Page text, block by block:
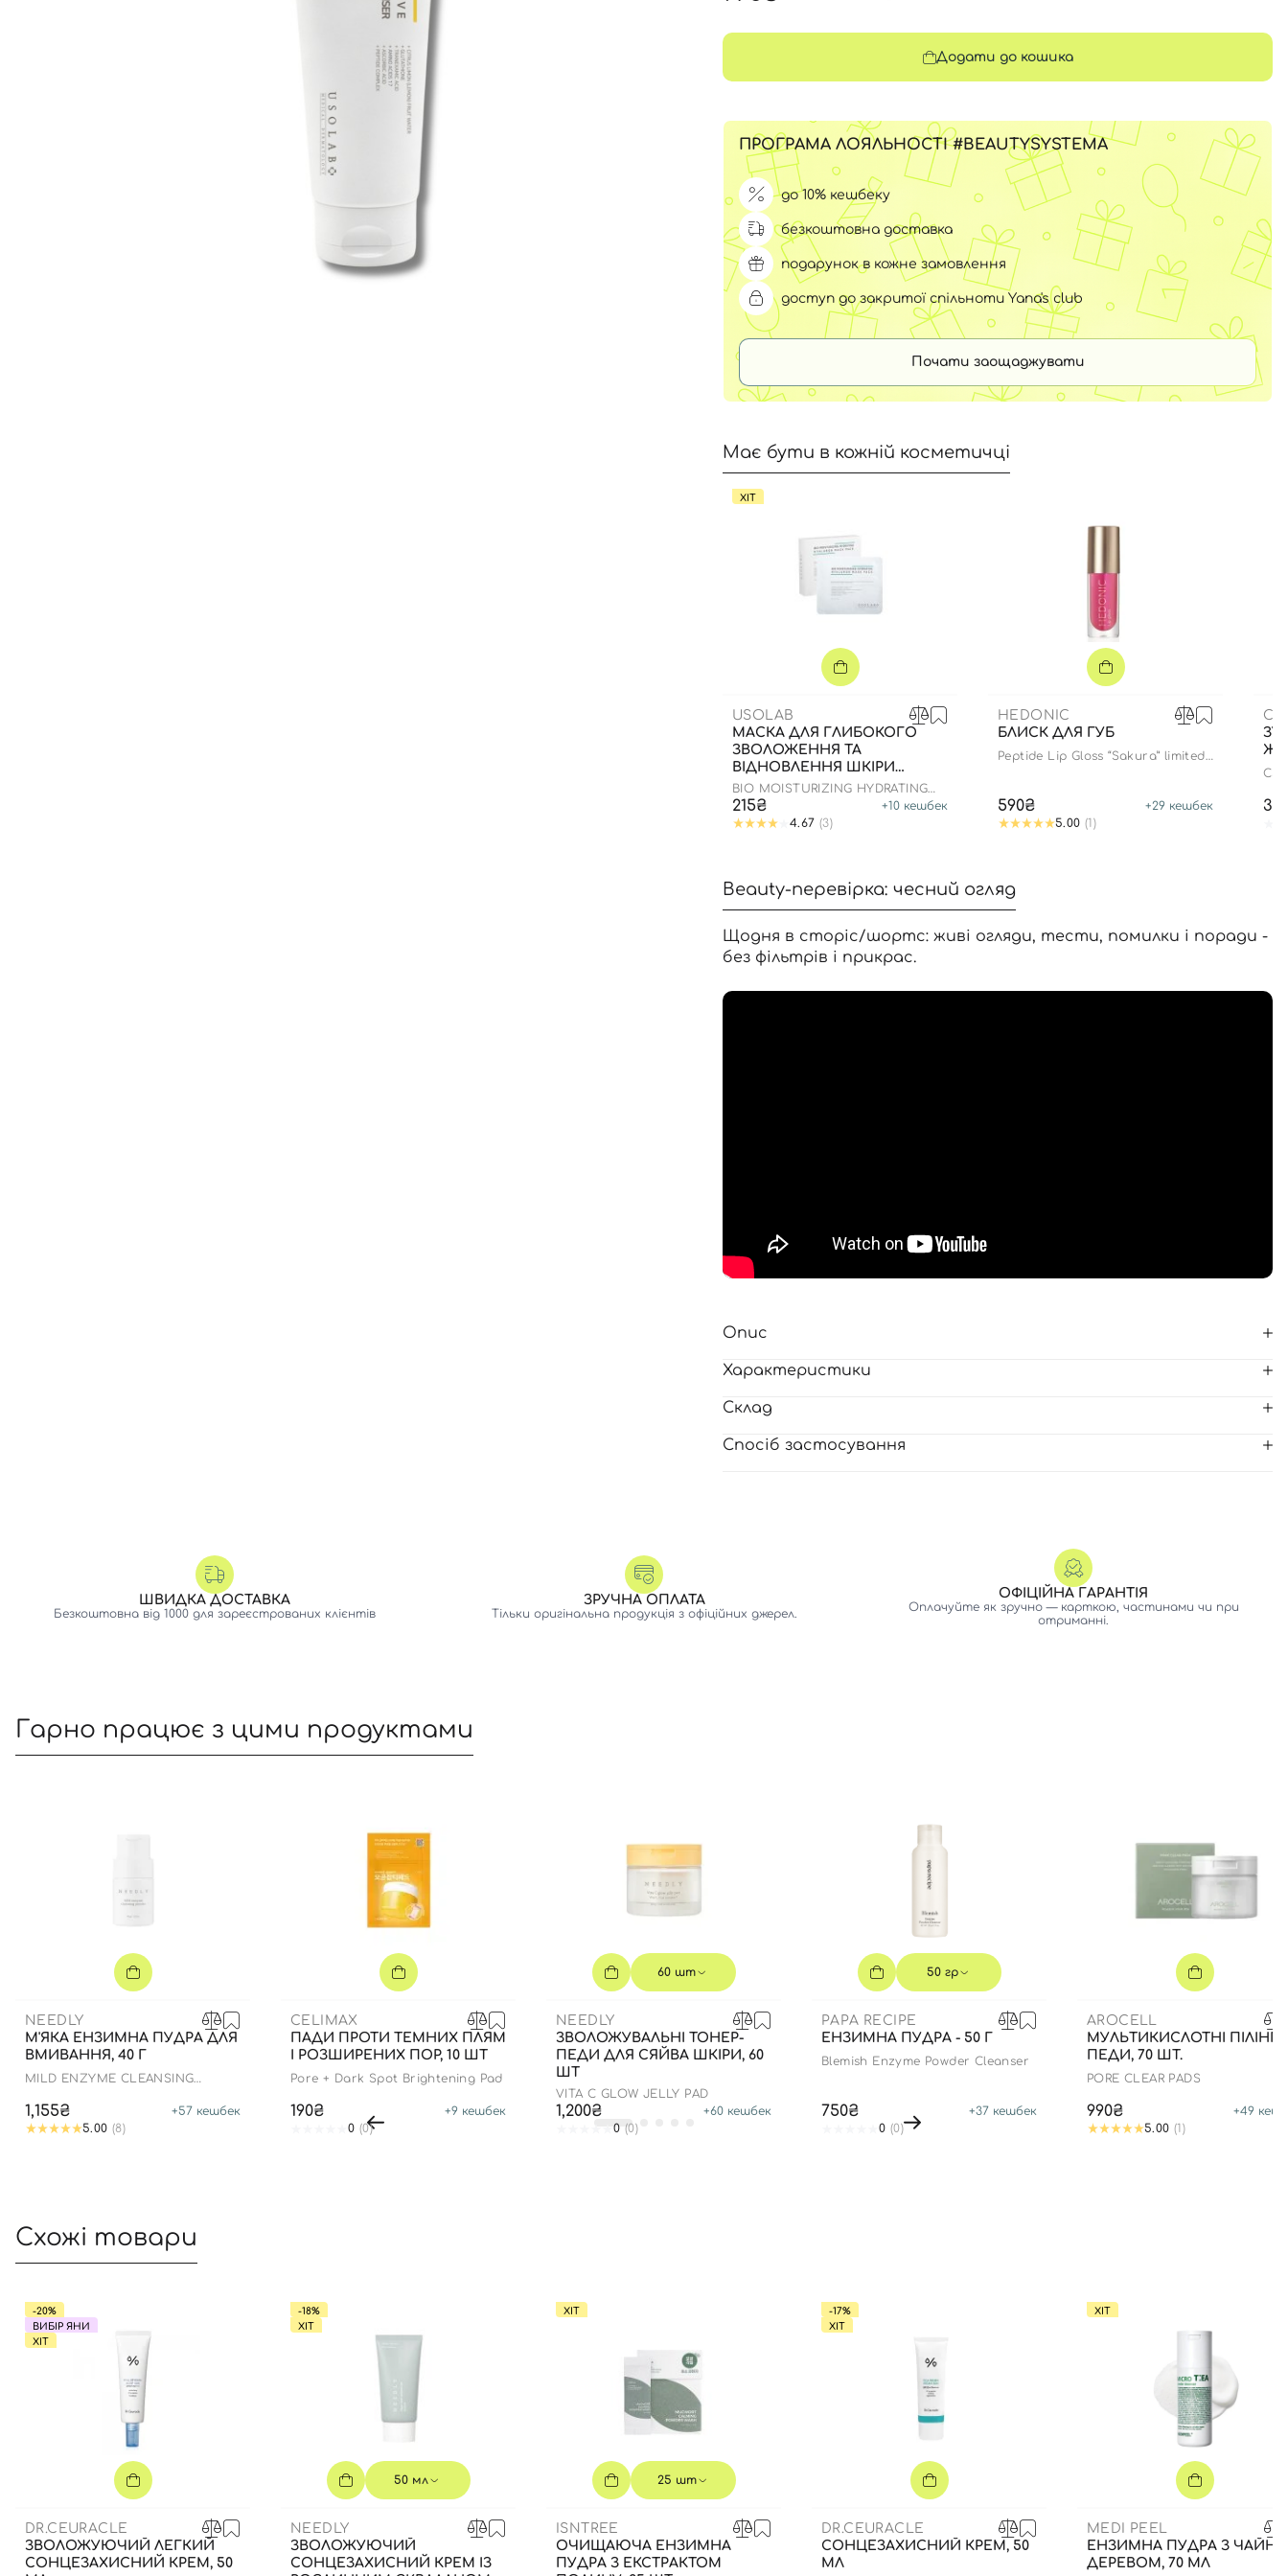
Всі товари
Додати до кошика
ПРОГРАМА ЛОЯЛЬНОСТІ #BEAUTYSYSTEMA
до 10% кешбеку
безкоштовна доставка
подарунок в кожне замовлення
доступ до закритої спільноти Yana's club
Почати заощаджувати
Має бути в кожній косметичці
ХІТ
USOLAB
МАСКА ДЛЯ ГЛИБОКОГО
ЗВОЛОЖЕННЯ ТА
ВІДНОВЛЕННЯ ШКІРИ
ОБЛИЧЧЯ З
ЗАСПОКІЙЛИВИМ ЕФЕКТОМ
BIO MOISTURIZING HYDRATING
HYALURON MASK
215₴ +10 кешбек
4.67 (3)
HEDONIC
БЛИСК ДЛЯ ГУБ
Peptide Lip Gloss “Sakura” limited
590₴ +29 кешбек
5.00 (1)
CS
Beauty-перевірка: чесний огляд
Щодня в сторіс/шортс: живі огляди, тести, помилки і поради -
без фільтрів і прикрас.
Опис
Характеристики
Склад
Спосіб застосування
ШВИДКА ДОСТАВКА
Безкоштовна від 1000 для зареєстрованих клієнтів
ЗРУЧНА ОПЛАТА
Тільки оригінальна продукція з офіційних джерел.
ОФІЦІЙНА ГАРАНТІЯ
Оплачуйте як зручно — карткою, частинами чи при
отриманні.
Гарно працює з цими продуктами
NEEDLY
М'ЯКА ЕНЗИМНА ПУДРА ДЛЯ
ВМИВАННЯ, 40 Г
MILD ENZYME CLEANSING
1,155₴ +57 кешбек
5.00 (8)
CELIMAX
ПАДИ ПРОТИ ТЕМНИХ ПЛЯМ
І РОЗШИРЕНИХ ПОР, 10 ШТ
Pore + Dark Spot Brightening Pad
190₴ +9 кешбек
0 (0)
60 шт
NEEDLY
ЗВОЛОЖУВАЛЬНІ ТОНЕР-
ПЕДИ ДЛЯ СЯЙВА ШКІРИ, 60
ШТ
VITA C GLOW JELLY PAD
1,200₴ +60 кешбек
0 (0)
50 гр
PAPA RECIPE
ЕНЗИМНА ПУДРА - 50 Г
Blemish Enzyme Powder Cleanser
750₴ +37 кешбек
0 (0)
AROCELL
МУЛЬТИКИСЛОТНІ ПІЛІНГ-
ПЕДИ, 70 ШТ.
PORE CLEAR PADS
990₴ +49
5.00 (1)
Схожі товари
-20%
ВИБІР ЯНИ
ХІТ
DR.CEURACLE
ЗВОЛОЖУЮЧИЙ ЛЕГКИЙ
СОНЦЕЗАХИСНИЙ КРЕМ, 50
-18%
ХІТ
50 мл
NEEDLY
ЗВОЛОЖУЮЧИЙ
СОНЦЕЗАХИСНИЙ КРЕМ ІЗ
ХІТ
25 шт
ISNTREE
ОЧИЩАЮЧА ЕНЗИМНА
ПУДРА З ЕКСТРАКТОМ
-17%
ХІТ
DR.CEURACLE
СОНЦЕЗАХИСНИЙ КРЕМ, 50
МЛ
ХІТ
MEDI PEEL
ЕНЗИМНА ПУДРА З
ДЕРЕВОМ, 70 МЛ
Вхід Реєстрація
Увійти за допомогою e-mail